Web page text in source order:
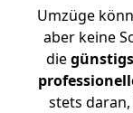
Umzüge
aber keine
die
stets